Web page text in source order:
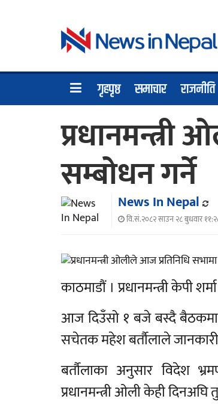
गृहपृष्ठ समाचार राजनीति
सम्बोधन गर्ने
News In Nepal
वि.सं.२०८२ साउन २८ बुधवार
काठमाडौं । प्रधानमन्त्री केपी
आज दिउँसो १ बजे बस्दै बैठकमा
सचेतक महेश बर्तौलाले जानकारी
बर्तौलाका अनुसार विदेश
प्रधानमन्त्री ओली केही